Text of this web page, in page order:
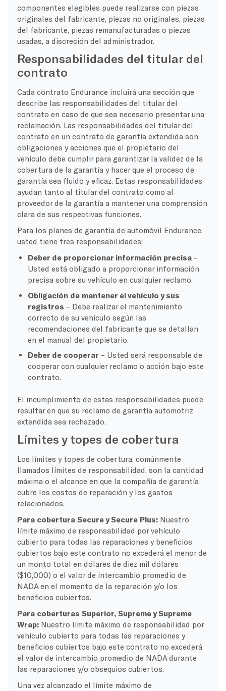
componentes elegibles puede realizarse con piezas
originales del fabricante, piezas no originales, piezas
del fabricante, piezas remanufacturadas o piezas
usadas, a discreción del administrador.
Responsabilidades del titular del
contrato
Cada contrato Endurance incluirá una sección que
describe las responsabilidades del titular del
contrato en caso de que sea necesario presentar una
reclamación. Las responsabilidades del titular del
contrato en un contrato de garantía extendida son
obligaciones y acciones que el propietario del
vehículo debe cumplir para garantizar la validez de la
cobertura de la garantía y hacer que el proceso de
garantía sea fluido y eficaz. Estas responsabilidades
ayudan tanto al titular del contrato como al
proveedor de la garantía a mantener una comprensión
clara de sus respectivas funciones.
Para los planes de garantía de automóvil Endurance,
usted tiene tres responsabilidades:
Deber de proporcionar información precisa –
Usted está obligado a proporcionar información
precisa sobre su vehículo en cualquier reclamo.
Obligación de mantener el vehículo y sus
registros – Debe realizar el mantenimiento
correcto de su vehículo según las
recomendaciones del fabricante que se detallan
en el manual del propietario.
Deber de cooperar – Usted será responsable de
cooperar con cualquier reclamo o acción bajo este
contrato.
El incumplimiento de estas responsabilidades puede
resultar en que su reclamo de garantía automotriz
extendida sea rechazado.
Límites y topes de cobertura
Los límites y topes de cobertura, comúnmente
llamados límites de responsabilidad, son la cantidad
máxima o el alcance en que la compañía de garantía
cubre los costos de reparación y los gastos
relacionados.
Para cobertura Secure y Secure Plus:Nuestro
límite máximo de responsabilidad por vehículo
cubierto para todas las reparaciones y beneficios
cubiertos bajo este contrato no excederá el menor de
un monto total en dólares de diez mil dólares
($10,000) o el valor de intercambio promedio de
NADA en el momento de la reparación y/o los
beneficios cubiertos.
Para coberturas Superior, Supreme y Supreme
Wrap:Nuestro límite máximo de responsabilidad por
vehículo cubierto para todas las reparaciones y
beneficios cubiertos bajo este contrato no excederá
el valor de intercambio promedio de NADA durante
las reparaciones y/o obsequios cubiertos.
Una vez alcanzado el límite máximo de